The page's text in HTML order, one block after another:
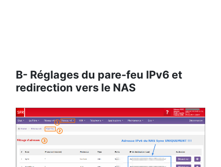
B- Réglages du pare-feu IPv6 et
redirection vers le NAS